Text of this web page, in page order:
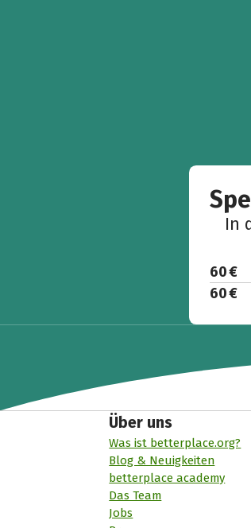
In
60 €
60 €
Über uns
Was ist betterplace.org?
Blog & Neuigkeiten
betterplace academy
Das Team
Jobs